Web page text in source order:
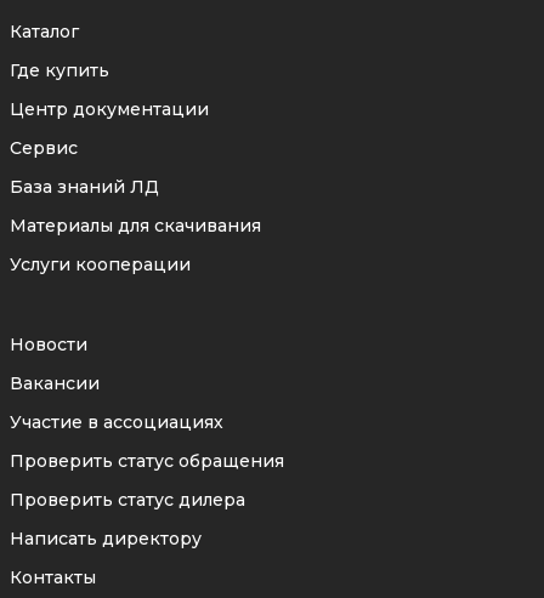
Каталог
Где купить
Центр документации
Сервис
База знаний ЛД
Материалы для скачивания
Услуги кооперации
Новости
Вакансии
Участие в ассоциациях
Проверить статус обращения
Проверить статус дилера
Написать директору
Контакты